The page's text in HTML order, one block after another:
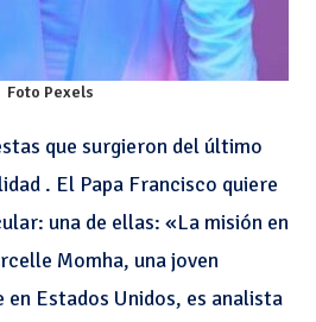
Foto Pexels
que surgieron del último
. El Papa Francisco quiere
una de ellas: «La misión en
Momha, una joven
en Estados Unidos, es analista